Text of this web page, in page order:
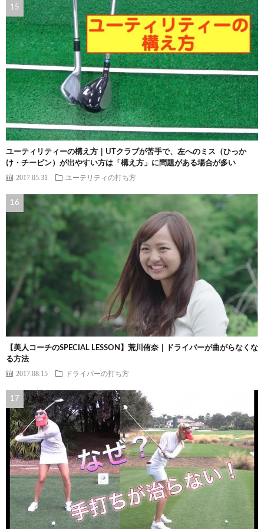
ユーティリティーの構え方｜UTクラブが苦手で、左へのミス（ひっか
け・チーピン）が出やすい方は「構え方」に問題がある場合が多い
2017.05.31 ユーテリティの打ち方
【美人コーチのSPECIAL LESSON】荒川侑奈｜ドライバーが曲がらなくな
る方法
2017.08.15 ドライバーの打ち方